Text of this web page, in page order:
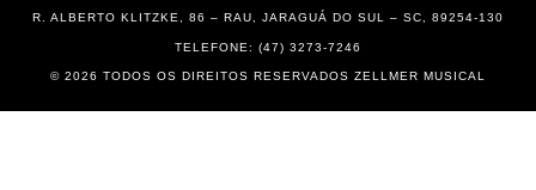
R. ALBERTO KLITZKE, 86 – RAU, JARAGUÁ DO SUL – SC, 89254-130
TELEFONE: (47) 3273-7246
© 2026 TODOS OS DIREITOS RESERVADOS ZELLMER MUSICAL